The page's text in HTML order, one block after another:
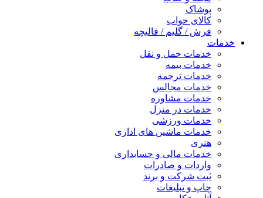
پوشاک
کالای خواب
فرش / گلیم / قالیچه
خدمات
خدمات حمل و نقل
خدمات بیمه
خدمات ترجمه
خدمات مجالس
خدمات مشاوره
خدمات در منزل
خدمات ورزشی
خدمات ماشین های اداری
هنری
خدمات مالی و حسابداری
واردات و صادرات
ثبت شرکت و برند
چاپ و تبلیغات